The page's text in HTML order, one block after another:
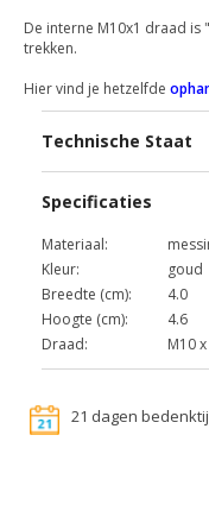
De interne M10x1 draad
trekken.
Hier vind je hetzelfde
Technische Staat
Specificaties
Materiaal:
Kleur:
goud
Breedte (cm):
4.0
Hoogte (cm):
4.6
Draad:
M10 x
21 dagen